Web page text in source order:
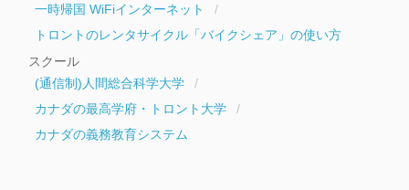
一時帰国 WiFiインターネット
トロントのレンタサイクル「バイクシェア」の使い方
スクール
(通信制)人間総合科学大学
カナダの最高学府・トロント大学
カナダの義務教育システム